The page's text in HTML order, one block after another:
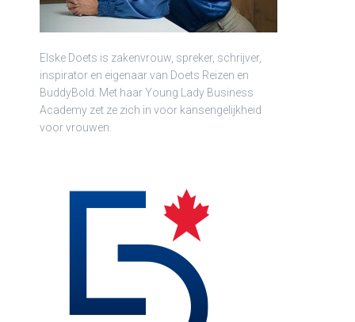
Elske Doets is zakenvrouw, spreker, schrijver,
inspirator en eigenaar van Doets Reizen en
BuddyBold. Met haar Young Lady Business
Academy zet ze zich in voor kansengelijkheid
voor vrouwen.